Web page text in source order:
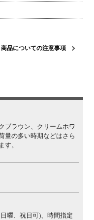
商品についての注意事項
ブラウン、クリームホワ
量の多い時期などはさら
す。
曜、祝日可)、時間指定